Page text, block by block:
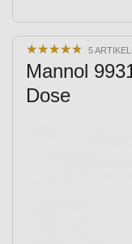
★★★★★
★★★★★ 5
Mannol
Dose